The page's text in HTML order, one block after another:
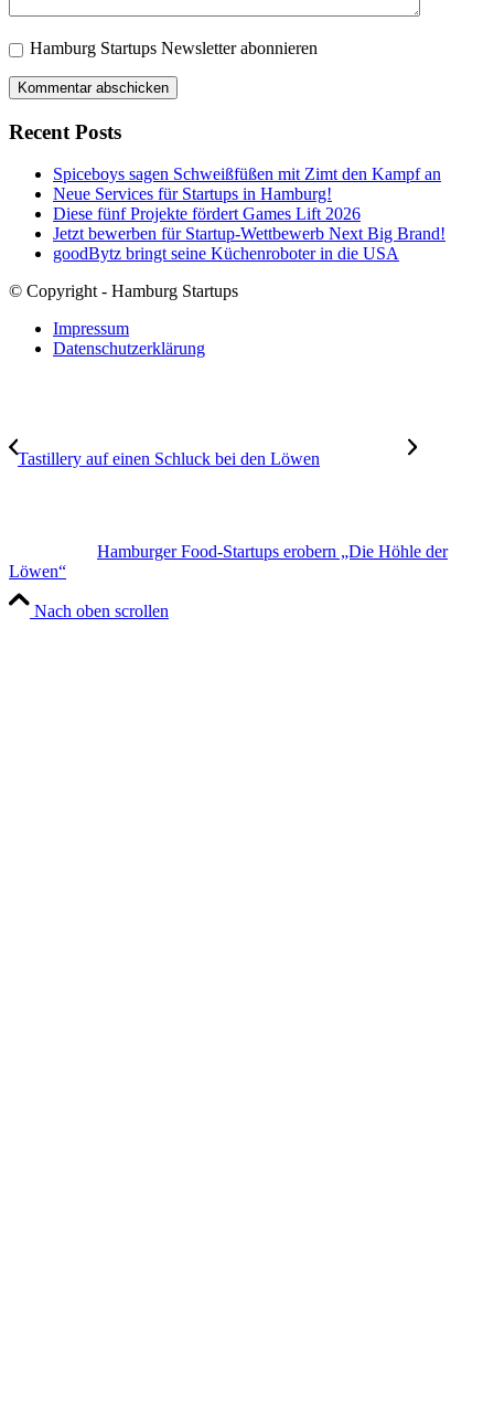
Hamburg Startups Newsletter abonnieren
Recent Posts
Spiceboys sagen Schweißfüßen mit Zimt den Kampf an
Neue Services für Startups in Hamburg!
Diese fünf Projekte fördert Games Lift 2026
Jetzt bewerben für Startup-Wettbewerb Next Big Brand!
goodBytz bringt seine Küchenroboter in die USA
© Copyright - Hamburg Startups
Impressum
Datenschutzerklärung
Tastillery auf einen Schluck bei den Löwen
Hamburger Food-Startups erobern „Die Höhle der
Löwen“
Nach oben scrollen